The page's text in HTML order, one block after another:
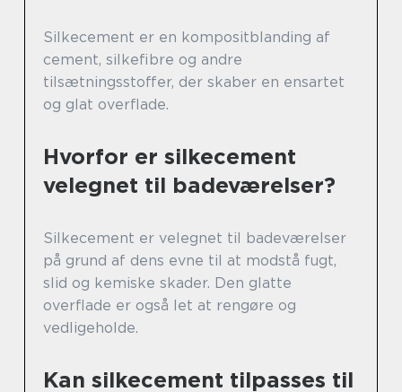
Silkecement er en kompositblanding af
cement, silkefibre og andre
tilsætningsstoffer, der skaber en ensartet
og glat overflade.
Hvorfor er silkecement
velegnet til badeværelser?
Silkecement er velegnet til badeværelser
på grund af dens evne til at modstå fugt,
slid og kemiske skader. Den glatte
overflade er også let at rengøre og
vedligeholde.
Kan silkecement tilpasses til